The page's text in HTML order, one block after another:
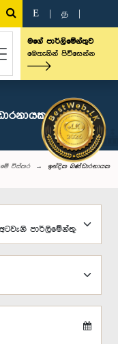
E த
මගේ පාර්ලිමේන්තුව
මෙතැනින් පිවිසෙන්න
මහතා,
විස්තර ඉන්දික බණ්ඩාරනායක